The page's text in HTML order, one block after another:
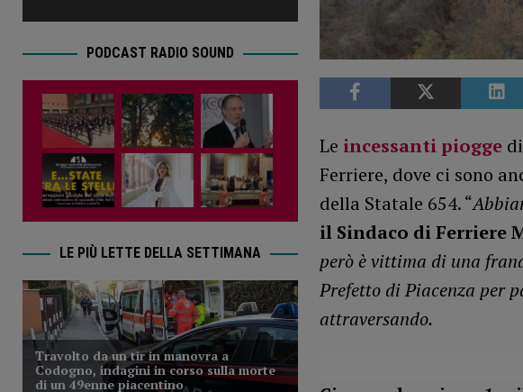
Le incessanti piogge
Ferriere, dove ci sono
della Statale 654. “
il Sindaco di Ferriere
però è vittima di una
Prefetto di Piacenza per
attraversando.
PODCAST RADIO SOUND
LE PIÙ LETTE DELLA SETTIMANA